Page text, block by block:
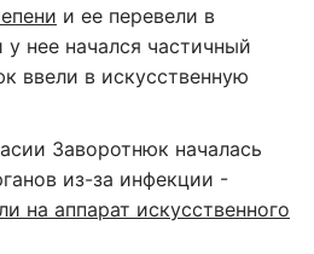
и ее перевели в
нее начался частичный
ввели в искусственную
Заворотнюк началась
из-за инфекции -
на аппарат искусственного